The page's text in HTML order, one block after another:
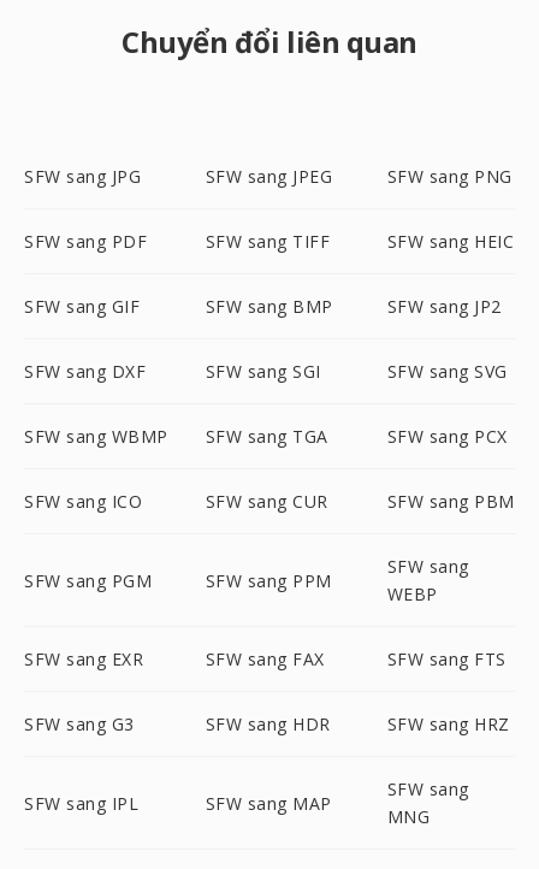
Chuyển đổi liên quan
SFW sang JPG SFW sang JPEG SFW sang PNG
SFW sang PDF SFW sang TIFF SFW sang HEIC
SFW sang GIF SFW sang BMP SFW sang JP2
SFW sang DXF SFW sang SGI SFW sang SVG
SFW sang WBMP SFW sang TGA SFW sang PCX
SFW sang ICO SFW sang CUR SFW sang PBM
SFW sang PGM SFW sang PPM
SFW sang
WEBP
SFW sang EXR SFW sang FAX SFW sang FTS
SFW sang G3 SFW sang HDR SFW sang HRZ
SFW sang IPL SFW sang MAP
SFW sang
MNG